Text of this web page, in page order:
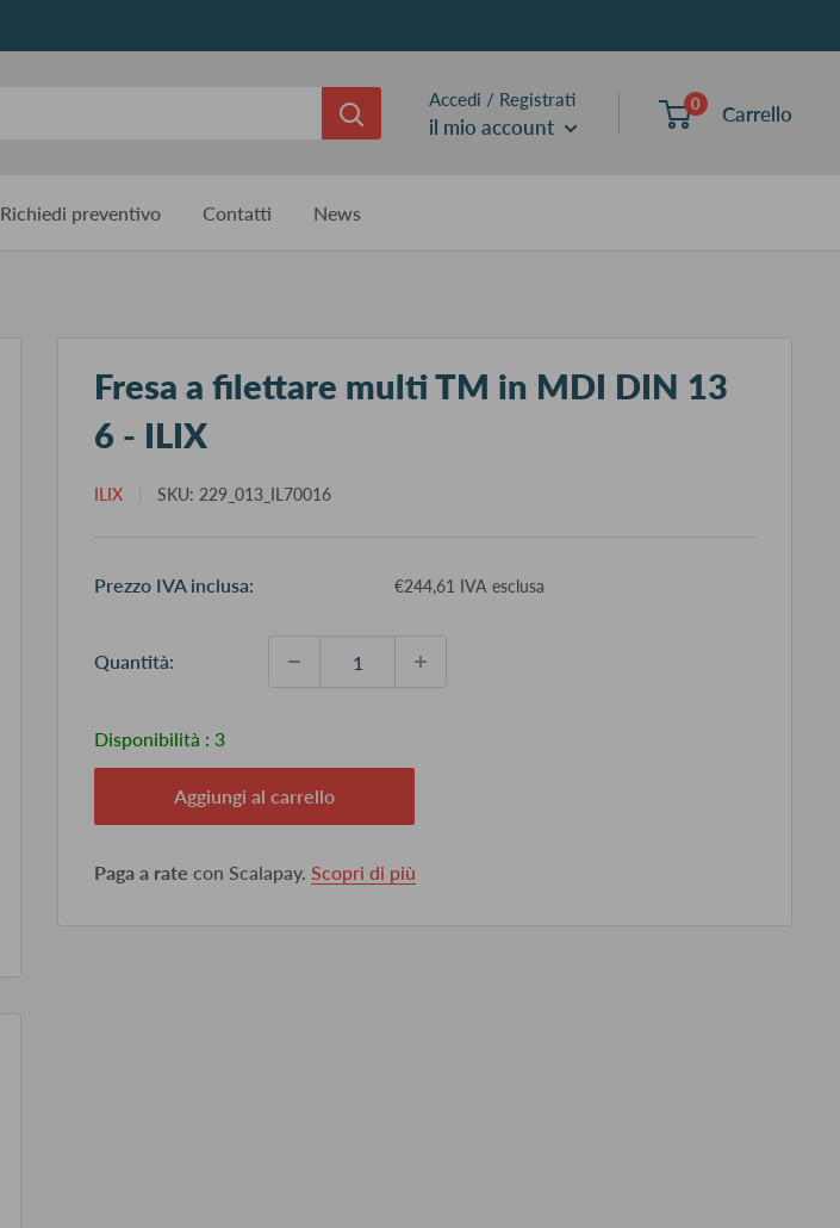
Accedi / Registrati
il mio account
0 Carrello
Richiedi preventivo Contatti News
Fresa a filettare multi TM in MDI DIN 13
6 - ILIX
ILIX SKU: 229_013_IL70016
Prezzo IVA inclusa: €244,61 IVA esclusa
Quantità:
Disponibilità : 3
Aggiungi al carrello
Paga a rate con Scalapay. Scopri di più